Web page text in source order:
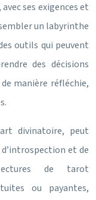
ses exigences et
un labyrinthe
outils qui peuvent
des décisions
manière réfléchie,
divinatoire, peut
et de
de tarot
ou payantes,